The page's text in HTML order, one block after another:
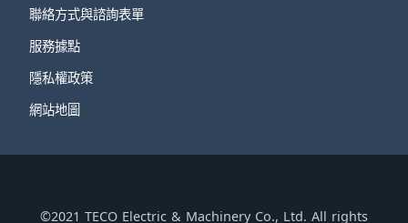
聯絡方式與諮詢表單
服務據點
隱私權政策
網站地圖
©2021 TECO Electric & Machinery Co., Ltd. All rights